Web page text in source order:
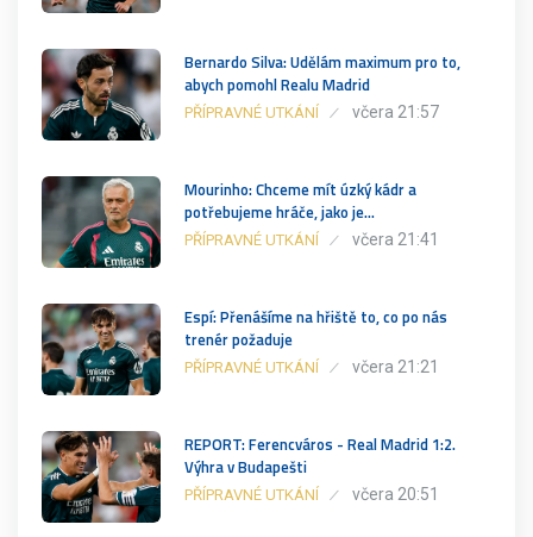
Bernardo Silva: Udělám maximum pro to,
abych pomohl Realu Madrid
PŘÍPRAVNÉ UTKÁNÍ včera 21:57
Mourinho: Chceme mít úzký kádr a
potřebujeme hráče, jako je…
PŘÍPRAVNÉ UTKÁNÍ včera 21:41
Espí: Přenášíme na hřiště to, co po nás
trenér požaduje
PŘÍPRAVNÉ UTKÁNÍ včera 21:21
REPORT: Ferencváros - Real Madrid 1:2.
Výhra v Budapešti
PŘÍPRAVNÉ UTKÁNÍ včera 20:51